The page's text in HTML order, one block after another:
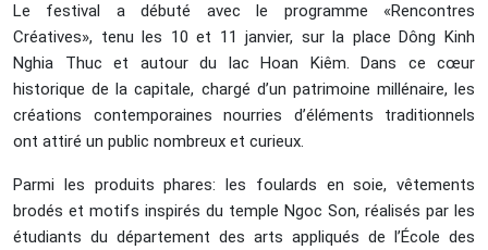
Le festival a débuté avec le programme «Rencontres
Créatives», tenu les 10 et 11 janvier, sur la place Dông Kinh
Nghia Thuc et autour du lac Hoan Kiêm. Dans ce cœur
historique de la capitale, chargé d’un patrimoine millénaire, les
créations contemporaines nourries d’éléments traditionnels
ont attiré un public nombreux et curieux.
Parmi les produits phares: les foulards en soie, vêtements
brodés et motifs inspirés du temple Ngoc Son, réalisés par les
étudiants du département des arts appliqués de l’École des